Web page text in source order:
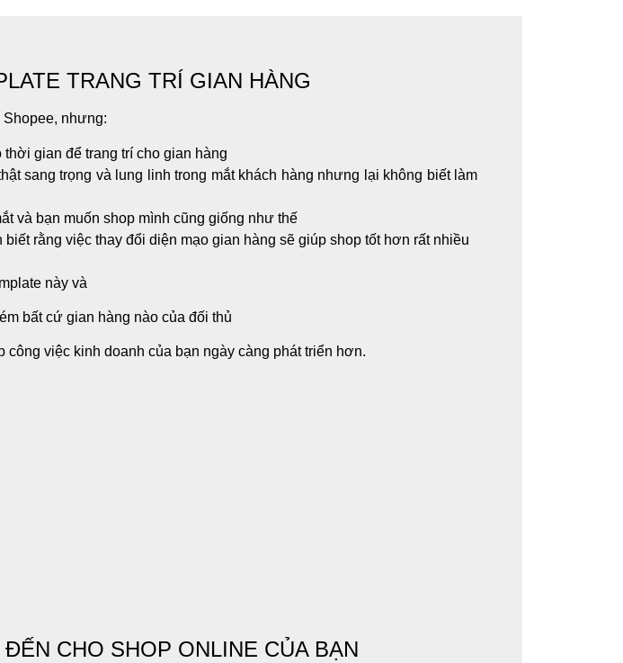
TRANG TRÍ GIAN HÀNG
nhưng:
gian để trang trí cho gian hàng
sang trọng và lung linh trong mắt khách hàng nhưng lại không biết làm
và bạn muốn shop mình cũng giống như thế
rằng việc thay đổi diện mạo gian hàng sẽ giúp shop tốt hơn rất nhiều
này và
bất cứ gian hàng nào của đối thủ
việc kinh doanh của bạn ngày càng phát triển hơn.
CHO SHOP ONLINE CỦA BẠN